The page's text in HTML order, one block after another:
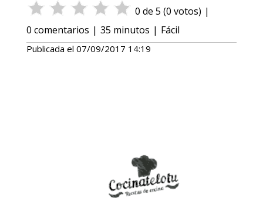
0 de 5 (0 votos) |
0 comentarios | 35 minutos | Fácil
Publicada el 07/09/2017 14:19